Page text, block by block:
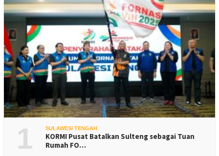
1 SULAWESI TENGAH
KORMI Pusat Batalkan Sulteng sebagai Tuan
Rumah FO…